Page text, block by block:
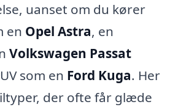
uanset om du kører
en Opel Astra, en
Volkswagen Passat
som en Ford Kuga. Her
der ofte får glæde